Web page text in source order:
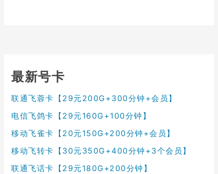
最新号卡
联通飞蓉卡【29元200G+300分钟+会员】
电信飞鸽卡【29元160G+100分钟】
移动飞雀卡【20元150G+200分钟+会员】
移动飞转卡【30元350G+400分钟+3个会员】
联通飞话卡【29元180G+200分钟】